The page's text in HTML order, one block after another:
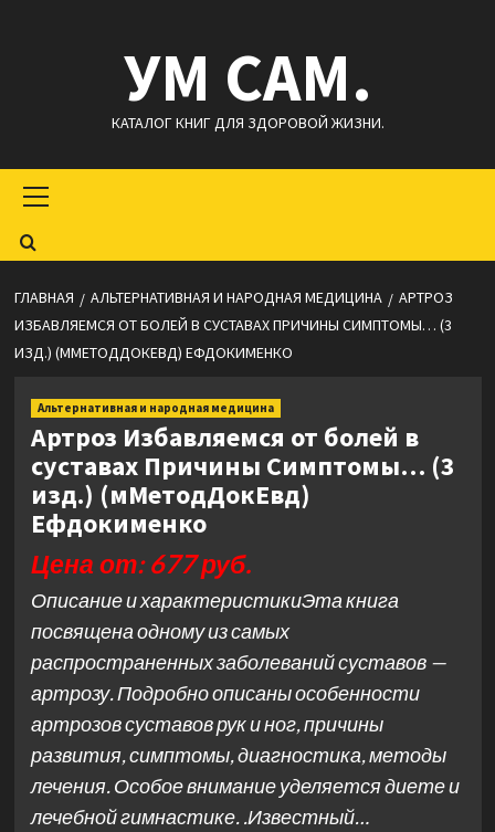
УМ САМ.
КАТАЛОГ КНИГ ДЛЯ ЗДОРОВОЙ ЖИЗНИ.
меню
ГЛАВНАЯ АЛЬТЕРНАТИВНАЯ И НАРОДНАЯ МЕДИЦИНА
АРТРОЗ
ИЗБАВЛЯЕМСЯ ОТ БОЛЕЙ В СУСТАВАХ ПРИЧИНЫ СИМПТОМЫ… (3
ИЗД.) (ММЕТОДДОКЕВД) ЕФДОКИМЕНКО
Альтернативная и народная медицина
Артроз Избавляемся от болей в
суставах Причины Симптомы… (3
изд.) (мМетодДокЕвд)
Ефдокименко
Цена от: 677 руб.
Описание и характеристикиЭта книга
посвящена одному из самых
распространенных заболеваний суставов —
артрозу. Подробно описаны особенности
артрозов суставов рук и ног, причины
развития, симптомы, диагностика, методы
лечения. Особое внимание уделяется диете и
лечебной гимнастике. .Известный…